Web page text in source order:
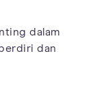
dalam
dan